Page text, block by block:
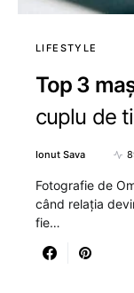
LIFESTYLE
Top 3
cuplu de
Ionut Sava
Fotografie de
când relația
fie…